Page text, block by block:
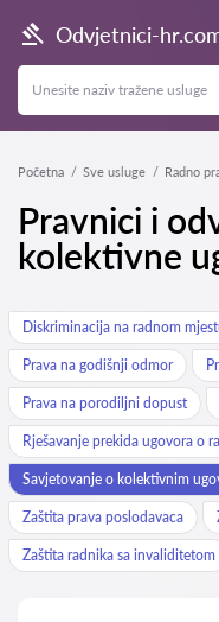
Odvjetnici-
Početna Sve usluge Radno
Pravnici i
kolektivne
Diskriminacija na radnom
Prava na godišnji odmor
Prava na porodiljni dopust
Rješavanje prekida ugovora o
Savjetovanje o kolektivnim
Zaštita prava poslodavaca
Zaštita radnika sa invaliditetom